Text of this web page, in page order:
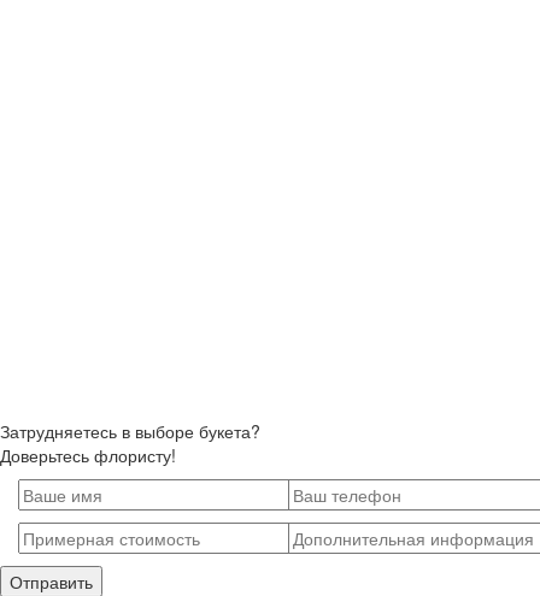
Затрудняетесь в выборе букета?
Доверьтесь флористу!